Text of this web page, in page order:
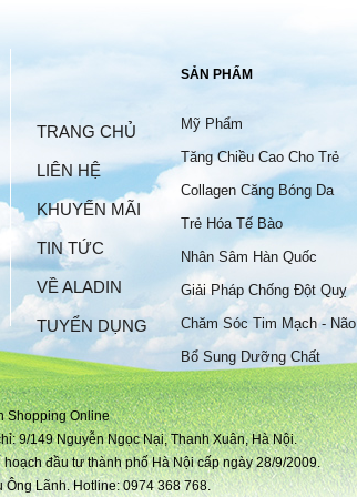
TRANG CHỦ
LIÊN HỆ
KHUYẾN MÃI
TIN TỨC
VỀ ALADIN
TUYỂN DỤNG
SẢN PHẨM
Mỹ Phẩm
Tăng Chiều Cao Cho Trẻ
Collagen Căng Bóng Da
Trẻ Hóa Tế Bào
Nhân Sâm Hàn Quốc
Giải Pháp Chống Đột Quỵ
Chăm Sóc Tim Mạch - Não
Bộ
Bổ Sung Dưỡng Chất
Shopping Online
9/149 Nguyễn Ngọc Nại, Thanh Xuân, Hà Nội.
đầu tư thành phố Hà Nội cấp ngày 28/9/2009.
Lãnh. Hotline: 0974 368 768.